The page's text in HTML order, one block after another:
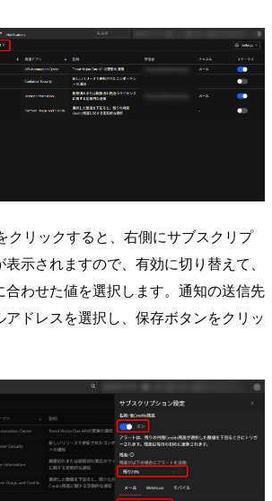
クリックすると、右側にサブスクリプ
示されますので、有効に切り替えて、
わせた値を選択します。通知の送信先
アドレスを選択し、保存ボタンをクリッ